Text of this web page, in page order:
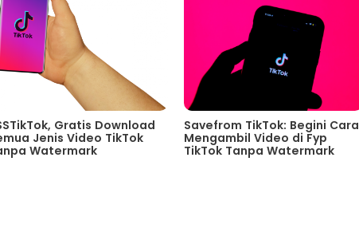
Gratis Download
Jenis Video TikTok
Watermark
Savefrom TikTok: Begini Cara
Mengambil Video di Fyp
TikTok Tanpa Watermark